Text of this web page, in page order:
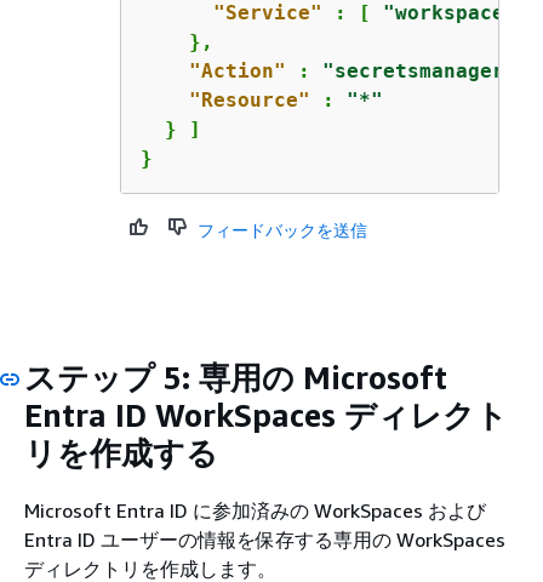
"Service" : [
    },
"Action" :
"Resource" : "*"
  } ]
}
フィードバックを送信
ステップ 5: 専用の Microsoft
Entra ID WorkSpaces ディレクト
リを作成する
Microsoft Entra ID に参加済みの WorkSpaces および
Entra ID ユーザーの情報を保存する専用の WorkSpaces
ディレクトリを作成します。